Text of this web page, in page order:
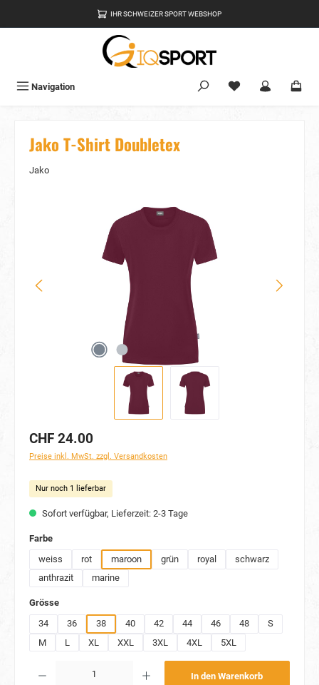
IHR SCHWEIZER SPORT WEBSHOP
Navigation Du hast 0
Jako T-Shirt Doubletex
Jako
Bildergalerie überspringen
CHF 24.00
Preise inkl. MwSt. zzgl. Versandkosten
Nur noch 1 lieferbar
Sofort verfügbar, Lieferzeit: 2-3 Tage
Farbeauswählen
weiss
rot maroon grün royal
schwarz
anthrazit
marine
Grösseauswählen
34
36 38 40 42 44 46 48
S
M
L XL XXL 3XL 4XL 5XL
In den Warenkorb